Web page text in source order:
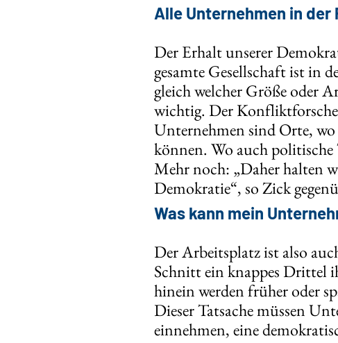
Alle Unternehmen in der
Der Erhalt unserer
gesamte Gesellschaft ist in
gleich welcher Größe oder
wichtig. Der
Unternehmen sind Orte,
können. Wo auch
Mehr noch: „Daher halten
Demokratie“, so Zick
Was kann mein
Der Arbeitsplatz ist also
Schnitt ein knappes Drittel
hinein werden früher oder
Dieser Tatsache müssen
einnehmen, eine